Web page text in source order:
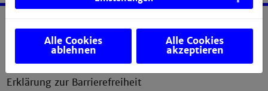
Impressum
Erklärung zur Barrierefreiheit
Alle Cookies
ablehnen
Alle Cookies
akzeptieren